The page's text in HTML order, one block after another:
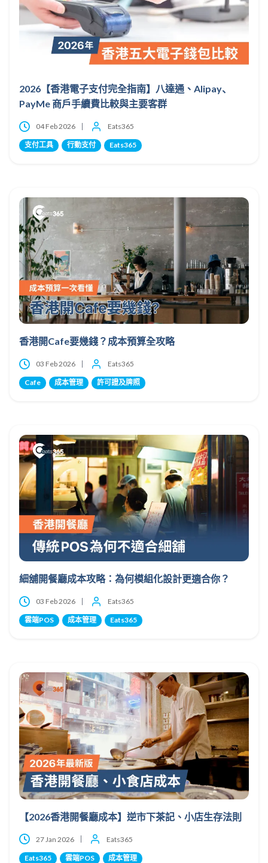
2026【香港電子支付完全指南】八達通、Alipay、
PayMe 商戶手續費比較與主要客群
04 Feb 2026 Eats365
支付工具 行動支付 Eats365
香港開Cafe要幾錢？成本預算全攻略
03 Feb 2026 Eats365
Cafe 成本管理 許可證及牌照
細舖開餐廳成本攻略：為何模組化設計更適合你？
03 Feb 2026 Eats365
雲端POS 成本管理 Eats365
【2026香港開餐廳成本】逆市下茶記、小店生存法則
27 Jan 2026 Eats365
Eats365 雲端POS 成本管理